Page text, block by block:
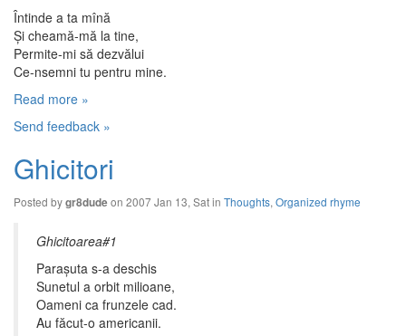
Întinde a ta mînă
Şi cheamă-mă la tine,
Permite-mi să dezvălui
Ce-nsemni tu pentru mine.
Read more »
Send feedback »
Ghicitori
Posted bygr8dudeon 2007 Jan 13, Sat in Thoughts, Organized rhyme
Ghicitoarea#1
Paraşuta s-a deschis
Sunetul a orbit milioane,
Oameni ca frunzele cad.
Au făcut-o americanii.